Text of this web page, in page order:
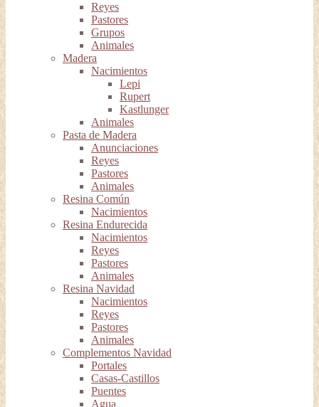
Reyes
Pastores
Grupos
Animales
Madera
Nacimientos
Lepi
Rupert
Kastlunger
Animales
Pasta de Madera
Anunciaciones
Reyes
Pastores
Animales
Resina Común
Nacimientos
Resina Endurecida
Nacimientos
Reyes
Pastores
Animales
Resina Navidad
Nacimientos
Reyes
Pastores
Animales
Complementos Navidad
Portales
Casas-Castillos
Puentes
Agua